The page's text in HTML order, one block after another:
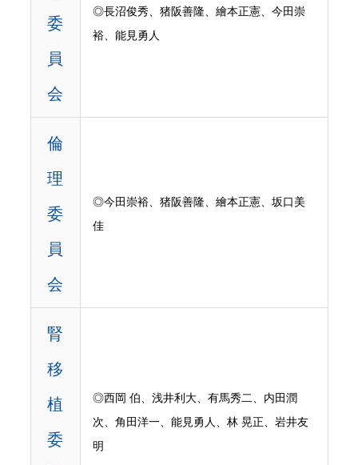
委
員
会
◎長沼俊秀、猪阪善隆、繪本正憲、今田崇
裕、能見勇人
倫
理
委
員
会
◎今田崇裕、猪阪善隆、繪本正憲、坂口美
佳
腎
移
植
委
◎西岡 伯、浅井利大、有馬秀二、内田潤
次、角田洋一、能見勇人、林 晃正、岩井友
明